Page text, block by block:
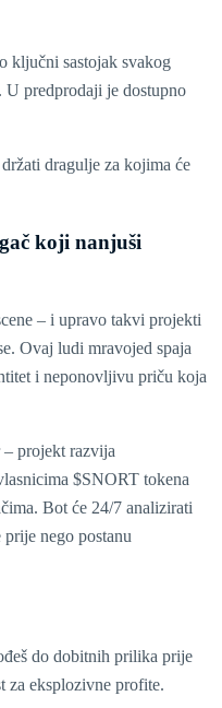
ključni sastojak svakog
U predprodaji je dostupno
dragulje za kojima će
koji nanjuši
– i upravo takvi projekti
Ovaj ludi mravojed spaja
i neponovljivu priču koja
– projekt razvija
$SNORT tokena
Bot će 24/7 analizirati
nego postanu
do dobitnih prilika prije
za eksplozivne profite.